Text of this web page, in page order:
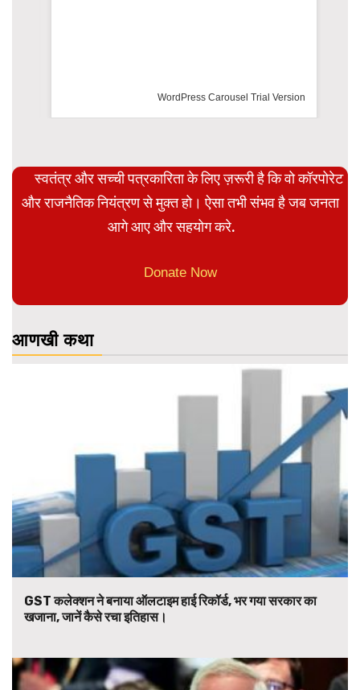
WordPress Carousel Trial Version
स्वतंत्र और सच्ची पत्रकारिता के लिए ज़रूरी है कि वो कॉरपोरेट
और राजनैतिक नियंत्रण से मुक्त हो। ऐसा तभी संभव है जब जनता
आगे आए और सहयोग करे.
Donate Now
आणखी कथा
GST कलेक्शन ने बनाया ऑलटाइम हाई रिकॉर्ड, भर गया सरकार का
खजाना, जानें कैसे रचा इतिहास।